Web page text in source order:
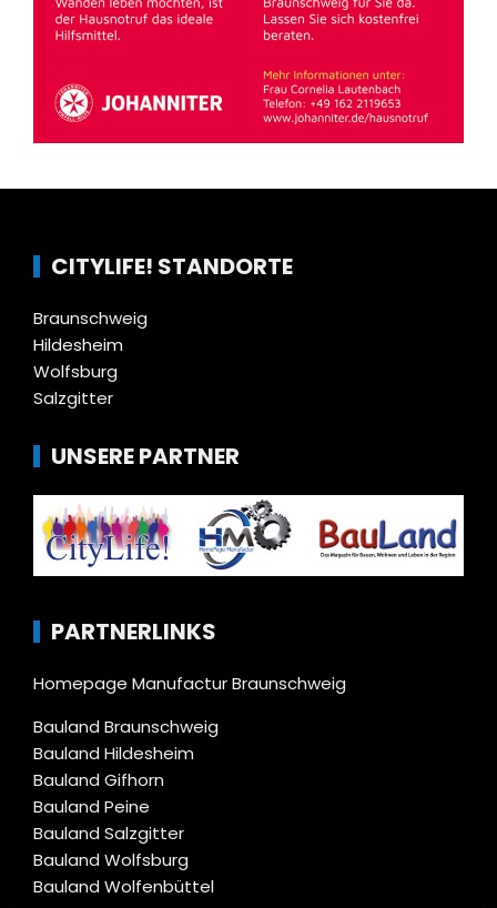
CITYLIFE! STANDORTE
Braunschweig
Hildesheim
Wolfsburg
Salzgitter
UNSERE PARTNER
PARTNERLINKS
Homepage Manufactur Braunschweig
Bauland Braunschweig
Bauland Hildesheim
Bauland Gifhorn
Bauland Peine
Bauland Salzgitter
Bauland Wolfsburg
Bauland Wolfenbüttel